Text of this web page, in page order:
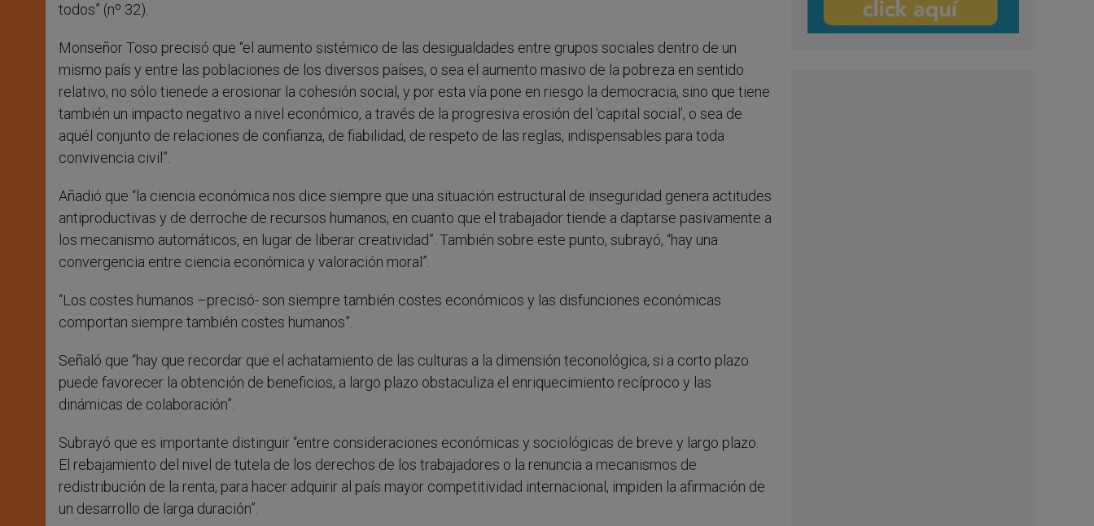
todos” (nº 32).
Monseñor Toso precisó que “el aumento sistémico de las desigualdades entre grupos sociales dentro de un
mismo país y entre las poblaciones de los diversos países, o sea el aumento masivo de la pobreza en sentido
relativo, no sólo tienede a erosionar la cohesión social, y por esta vía pone en riesgo la democracia, sino que tiene
también un impacto negativo a nivel económico, a través de la progresiva erosión del ‘capital social’, o sea de
aquél conjunto de relaciones de confianza, de fiabilidad, de respeto de las reglas, indispensables para toda
convivencia civil”.
Añadió que “la ciencia económica nos dice siempre que una situación estructural de inseguridad genera actitudes
antiproductivas y de derroche de recursos humanos, en cuanto que el trabajador tiende a daptarse pasivamente a
los mecanismo automáticos, en lugar de liberar creatividad”. También sobre este punto, subrayó, “hay una
convergencia entre ciencia económica y valoración moral”.
“Los costes humanos –precisó- son siempre también costes económicos y las disfunciones económicas
comportan siempre también costes humanos”.
Señaló que “hay que recordar que el achatamiento de las culturas a la dimensión teconológica, si a corto plazo
puede favorecer la obtención de beneficios, a largo plazo obstaculiza el enriquecimiento recíproco y las
dinámicas de colaboración”.
Subrayó que es importante distinguir “entre consideraciones económicas y sociológicas de breve y largo plazo.
El rebajamiento del nivel de tutela de los derechos de los trabajadores o la renuncia a mecanismos de
redistribución de la renta, para hacer adquirir al país mayor competitividad internacional, impiden la afirmación de
un desarrollo de larga duración”.